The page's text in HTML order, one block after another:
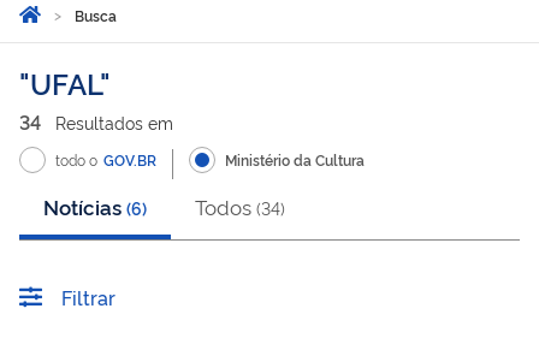
Você está aqui:
Página Inicial
Busca
Busca
UFAL
34 Resultados em
todo o GOV.BR Ministério da Cultura
Notícias (6) Todos (34)
Filtrar